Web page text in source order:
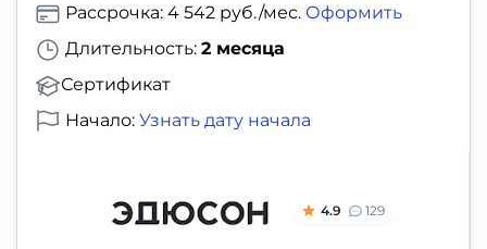
Длительность: 2 месяца
Сертификат
Рассрочка: 4 542 руб./мес. Оформить
Начало: Узнать дату начала
4.9 129